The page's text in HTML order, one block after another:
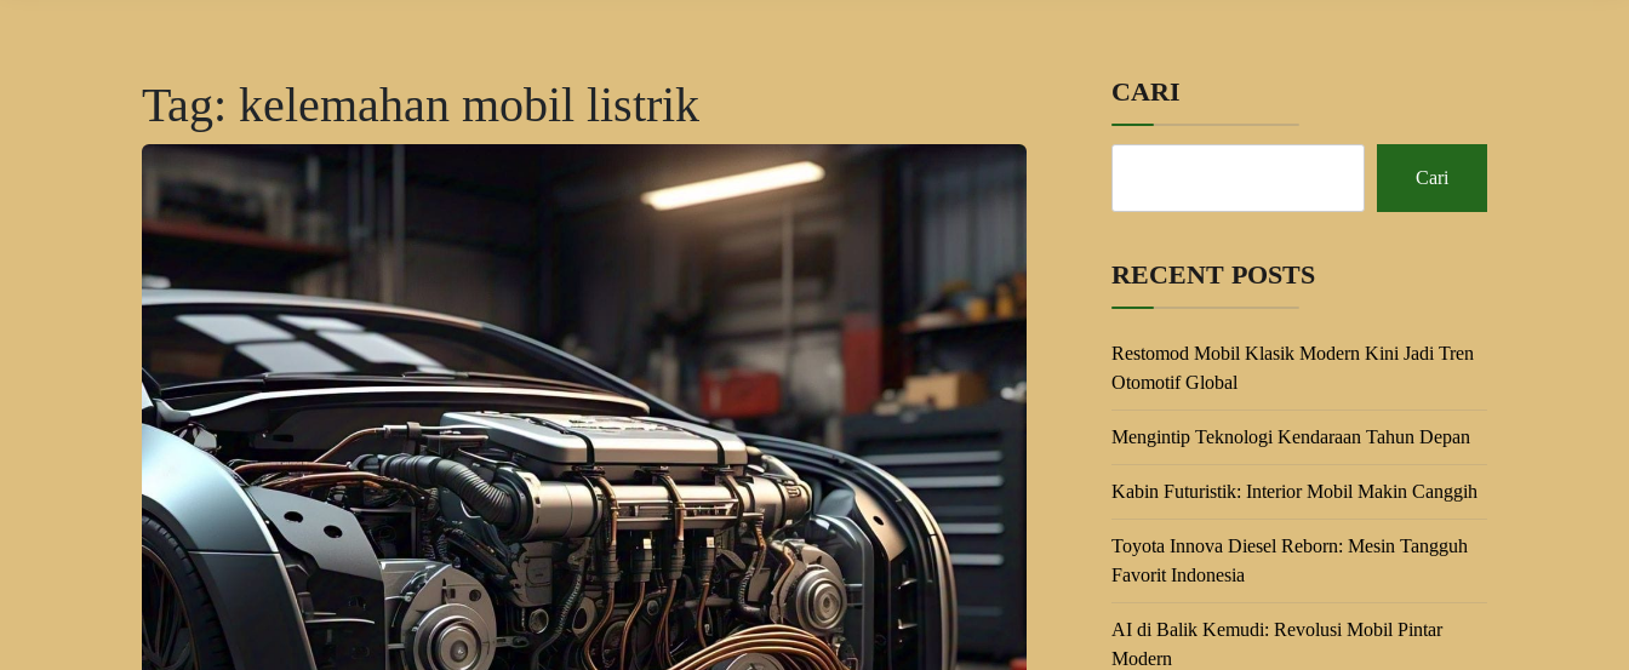
Tag: kelemahan mobil listrik CARI
Cari
RECENT POSTS
Restomod Mobil Klasik Modern Kini Jadi Tren
Otomotif Global
Mengintip Teknologi Kendaraan Tahun Depan
Kabin Futuristik: Interior Mobil Makin Canggih
Toyota Innova Diesel Reborn: Mesin Tangguh
Favorit Indonesia
AI di Balik Kemudi: Revolusi Mobil Pintar
Modern